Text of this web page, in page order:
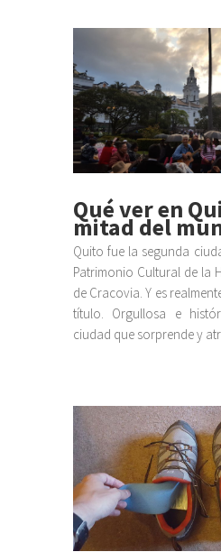
Qué ver en
mitad del
Quito fue la segunda
Patrimonio Cultural de la
de Cracovia. Y es
título. Orgullosa e
ciudad que sorprende y